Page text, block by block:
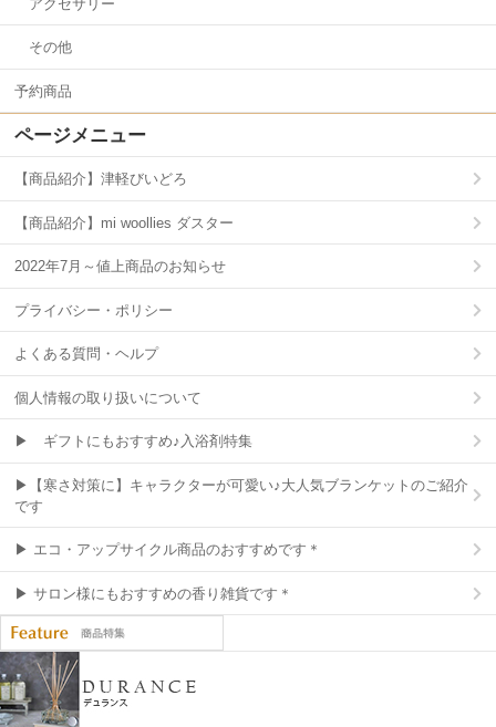
アクセサリー
その他
予約商品
ページメニュー
【商品紹介】津軽びいどろ
【商品紹介】mi woollies ダスター
2022年7月～値上商品のお知らせ
プライバシー・ポリシー
よくある質問・ヘルプ
個人情報の取り扱いについて
▶ ギフトにもおすすめ♪入浴剤特集
▶【寒さ対策に】キャラクターが可愛い♪大人気ブランケットのご紹介
です
▶ エコ・アップサイクル商品のおすすめです＊
▶ サロン様にもおすすめの香り雑貨です＊